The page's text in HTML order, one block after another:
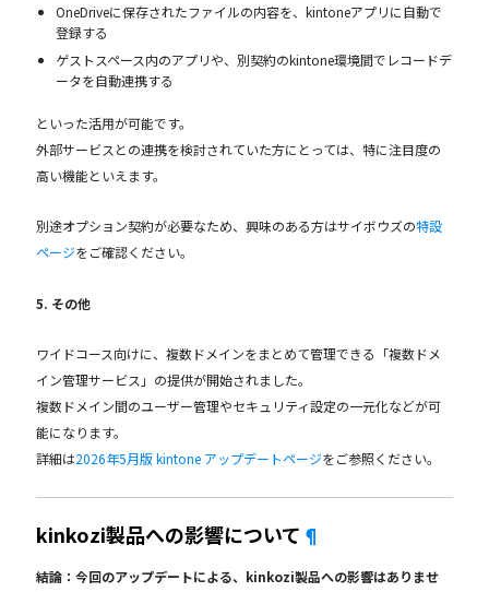
OneDriveに保存されたファイルの内容を、kintoneアプリに自動で
登録する
ゲストスペース内のアプリや、別契約のkintone環境間でレコードデ
ータを自動連携する
といった活用が可能です。
外部サービスとの連携を検討されていた方にとっては、特に注目度の
高い機能といえます。
別途オプション契約が必要なため、興味のある方はサイボウズの特設
ページをご確認ください。
5. その他
ワイドコース向けに、複数ドメインをまとめて管理できる「複数ドメ
イン管理サービス」の提供が開始されました。
複数ドメイン間のユーザー管理やセキュリティ設定の一元化などが可
能になります。
詳細は2026年5月版 kintone アップデートページをご参照ください。
kinkozi製品への影響について ¶
結論：今回のアップデートによる、kinkozi製品への影響はありませ